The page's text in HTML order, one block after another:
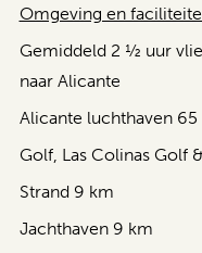
Omgeving en
Gemiddeld 2 ½ uur
naar Alicante
Alicante luchthaven
Golf, Las Colinas Golf
Strand 9 km
Jachthaven 9 km